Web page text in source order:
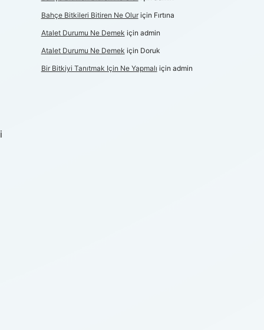
Bahçe Bitkileri Bitiren Ne Oluriçin Fırtına
Atalet Durumu Ne Demek için admin
Atalet Durumu Ne Demek için Doruk
Bir Bitkiyi Tanıtmak Için Ne Yapmalı için admin